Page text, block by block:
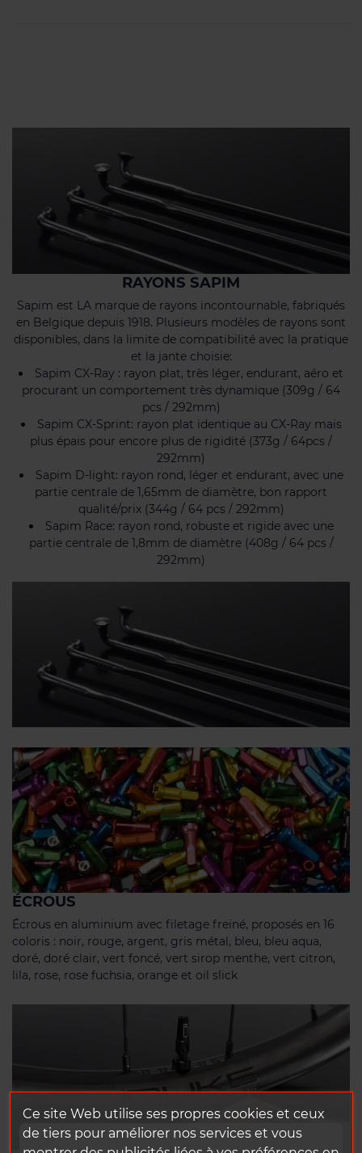
RAYONS SAPIM
Sapim est LA marque de rayons incontournable, fabriqués
en Belgique depuis 1918. Plusieurs modèles de rayons sont
disponibles, dans la limite de compatibilité avec la pratique
et la jante choisie:
Sapim CX-Ray : rayon plat, très léger, endurant, aéro et
procurant un comportement très dynamique (309g / 64
pcs / 292mm)
Sapim CX-Sprint: rayon plat identique au CX-Ray mais
plus épais pour encore plus de rigidité (373g / 64pcs /
292mm)
Sapim D-light: rayon rond, léger et endurant, avec une
partie centrale de 1,65mm de diamètre, bon rapport
qualité/prix (344g / 64 pcs / 292mm)
Sapim Race: rayon rond, robuste et rigide avec une
partie centrale de 1,8mm de diamètre (408g / 64 pcs /
292mm)
ÉCROUS
Écrous en aluminium avec filetage freiné, proposés en 16
coloris : noir, rouge, argent, gris métal, bleu, bleu aqua,
doré, doré clair, vert foncé, vert sirop menthe, vert citron,
lila, rose, rose fuchsia, orange et oil slick
Ce site Web utilise ses propres cookies et ceux
de tiers pour améliorer nos services et vous